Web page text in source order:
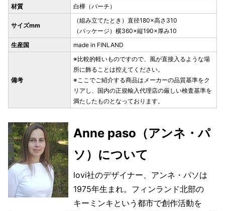
材質
白樺（バーチ）
サイズmm
（組み立てたとき）直径180×高さ310
（パッケージ）横360×縦190×厚み10
生産国
made in FINLAND
備考
※比較的軽いものですので、風が直接入るような場
所に飾ることは控えてください。
※ここでご紹介する商品はメーカーの品質基準をク
リアし、国内の正規輸入代理店の厳しい検査基準を
満たしたものとなっております。
Anne paso（アンネ・パ
ソ）について
lovi社のデザイナー、アンネ・パソは
1975年生まれ。フィンランド北部の
キーミンキという都市で創作活動を